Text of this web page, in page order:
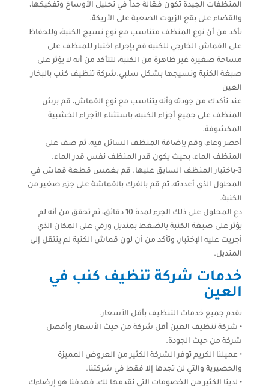
المنظفات الجيدة تكون فعّالة جداً في تحليل الأوساخ وتفكيكها،
والقضاء على بقع الزيوت الصعبة على الأريكة.
تأكد من أن نوع المنظف متناسب مع نوع نسيج الكنبة، وللحفاظ
على القماش الخارجي للكنبة قم بإجراء اختبار للمنظف على
مساحة صغيرة غير ظاهرة من الكنبة، لتتأكد من أنه لا يؤثر على
صبغة الكنبة ونسيجها بشكل سلبي.شركة تنظيف كنب بالبخار
العين
عند تأكدك من جودته وأنه يتناسب مع نوع القماش، قم برش
المنظف على جميع أجزاء الكنبة، باستثناء الأجزاء الخشبية
المكشوفة.
أحضر وعاء، وقم بإضافة المنظف السائل فيه، ثم ضف على
المنظف الماء، بحيث يكون قدر المنظف نفس قدر الماء.
3-باختبار المنظف السابق عليها. قم بغمس قطعة قماش في
المحلول الذي أعددته، ثم قم بالفرك بالقماشة على جزء صغير من
الكنبة.
دع المحلول على ذلك الجزء لمدة 10 دقائق، ثم تحقق من أنه لم
يؤثر على صبغة الكنبة بالضغط بمنديل ورقي على المكان الذي
أجريت عليه الإختبار، وتأكد من أن لون قماش الكنبة لم ينتقل إلى
المنديل.
خدمات شركة تنظيف كنب في
العين
نقدم جميع خدمات التنظيف بأقل الأسعار.
• شركة تنظيف العين أقل شركة من حيث الأسعار وأفضل
شركة من حيث الجودة.
• عميلنا الكريم توفر الشركة الكثير من العروض المميزة
والحصيرية والتي لن تجدها إلا فقط في شركتنا.
• لدينا الكثير من الخصومات التي نقدمها لك، فهدفنا هو إرضاءك